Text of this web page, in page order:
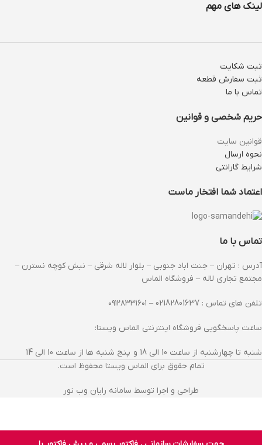
لینک های مهم
ثبت شکایت
ثبت سفارش قطعه
تماس با ما
حریم شخصی و قوانین
قوانین سایت
نحوه ارسال
شرایط گارانتی
اعتماد شما افتخار ماست
تماس با ما
آدرس : تهران – جنت اباد جنوبی – بلوار لاله شرقی – نبش کوچه نسترن –
مجتمع تجاری لاله – فروشگاه الماس
تلفن های تماس : 02182801637 – ۰۹۱۲۸۳۳۱۶۰۱
ساعت پاسخگویی فروشگاه اینترنتی الماس ویستا:
شنبه تا چهارشنبه از ساعت 10 الی 18 و پنج شنبه ها از ساعت 10 الی 14
تمام حقوق برای الماس ویستا محفوظ است.
طراحی و اجرا توسط سامانه رایان وب نور